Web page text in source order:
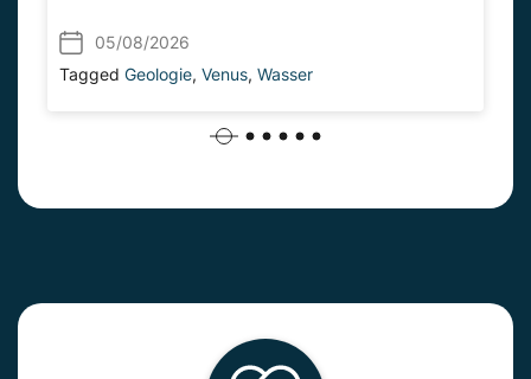
05/08/2026
Tagged Geologie, Venus, Wasser